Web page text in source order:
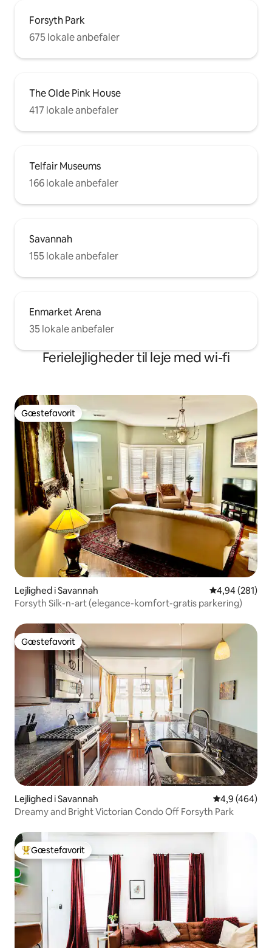
Forsyth Park
675 lokale anbefaler
The Olde Pink House
417 lokale anbefaler
Telfair Museums
166 lokale anbefaler
Savannah
155 lokale anbefaler
Enmarket Arena
35 lokale anbefaler
Ferielejligheder til leje med wi-fi
Gæstefavorit
Gæstefavorit
Lejlighed i Savannah 4,94 ud af 5 i
4,94 (281)
Forsyth Silk-n-art (elegance-komfort-gratis parkering)
Gæstefavorit
Gæstefavorit
Lejlighed i Savannah 4,9 ud af 5 i
4,9 (464)
Dreamy and Bright Victorian Condo Off Forsyth Park
Bedste gæstefavorit
Gæstefavorit